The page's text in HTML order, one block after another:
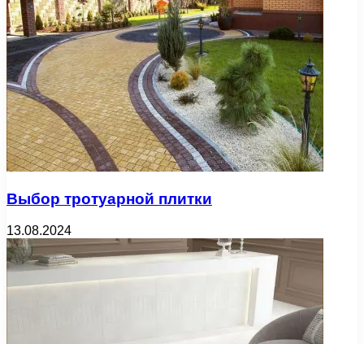
Выбор тротуарной плитки
13.08.2024